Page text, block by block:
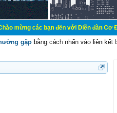
các bạn đến với Diễn đàn Cơ Điện -
gặp bằng cách nhấn vào liên kết